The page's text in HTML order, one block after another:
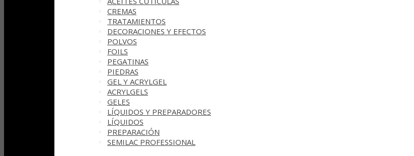
CREMAS
TRATAMIENTOS
DECORACIONES Y EFECTOS
POLVOS
FOILS
PEGATINAS
PIEDRAS
GEL Y ACRYLGEL
ACRYLGELS
GELES
LÍQUIDOS Y PREPARADORES
LÍQUIDOS
PREPARACIÓN
SEMILAC PROFESSIONAL